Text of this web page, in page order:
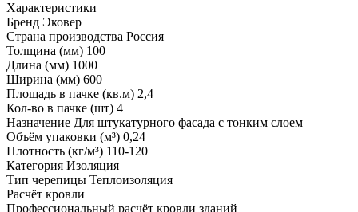
Характеристики
Бренд Эковер
Страна производства Россия
Толщина (мм) 100
Длина (мм) 1000
Ширина (мм) 600
Площадь в пачке (кв.м) 2,4
Кол-во в пачке (шт) 4
Назначение Для штукатурного фасада с тонким слоем
Объём упаковки (м³) 0,24
Плотность (кг/м³) 110-120
Категория Изоляция
Тип черепицы Теплоизоляция
Расчёт кровли
Профессиональный расчёт кровли зданий